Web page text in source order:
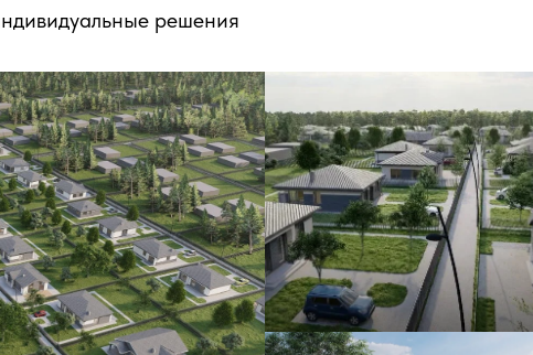
решения